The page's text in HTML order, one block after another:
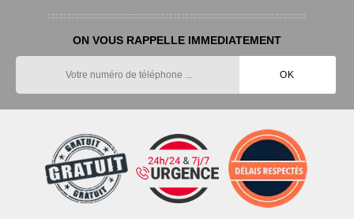
ON VOUS RAPPELLE IMMEDIATEMENT